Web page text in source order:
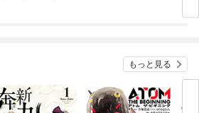
もっと見る